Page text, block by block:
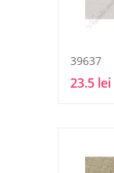
39637
23.5 lei